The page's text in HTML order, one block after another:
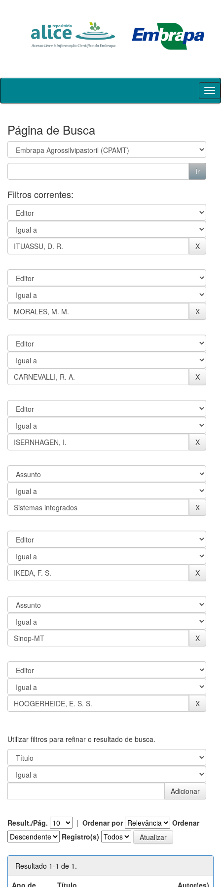
Skip
Página de Busca
Filtros correntes:
Utilizar filtros para refinar o resultado de busca.
Result./Pág. | Ordenar por
Ordenar
Registro(s)
Resultado 1-1 de 1.
Ano de
Título Autor(es)